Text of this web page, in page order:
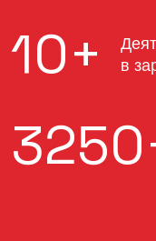
10+
в
3250